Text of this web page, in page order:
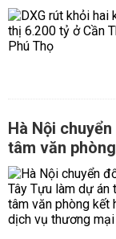
Hà Nội
tâm văn